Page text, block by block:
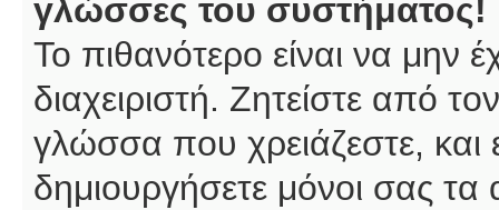
γλώσσες του συστήματος!
Το πιθανότερο είναι να μην
διαχειριστή. Ζητείστε από
γλώσσα που χρειάζεστε, και
δημιουργήσετε μόνοι σας